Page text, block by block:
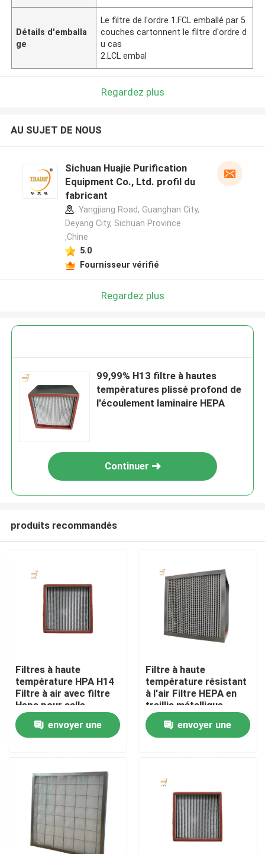
Maison
Vidéos
Au sujet de nous
Contrôle de qualité
Demandez une citation
Détails d'emballa
ge
Le filtre de l'ordre 1.FCL emballé par 5
couches cartonnent le filtre d'ordre d
u cas
2.LCL embal
Regardez plus
AU SUJET DE NOUS
Sichuan Huajie Purification
Equipment Co., Ltd. profil du
fabricant
Yangjiang Road, Guanghan City,
Deyang City, Sichuan Province
,Chine
5.0
Fournisseur vérifié
Regardez plus
99,99% H13 filtre à hautes
températures plissé profond de
l'écoulement laminaire HEPA
Continuer
produits recommandés
Filtres à haute
température HPA H14
Filtre à air avec filtre
Hepa pour salle
blanche
envoyer une
Filtre à haute
température résistant
à l'air Filtre HEPA en
treillis métallique
envoyer une